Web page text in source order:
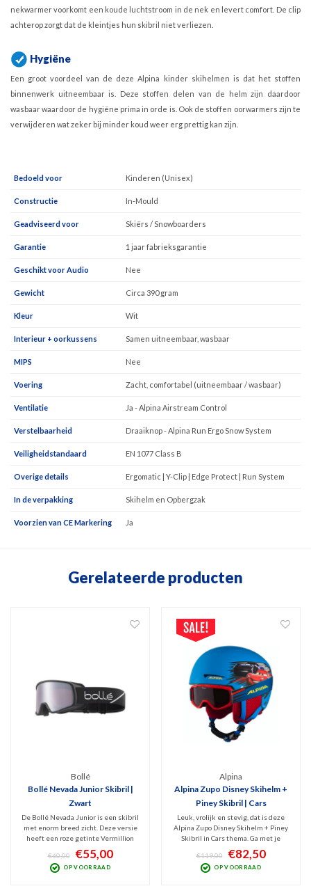
nekwarmer voorkomt een koude luchtstroom in de nek en levert comfort. De clip
achterop zorgt dat de kleintjes hun skibril niet verliezen.
Hygiëne
Een groot voordeel van de deze Alpina kinder skihelmen is dat het stoffen
binnenwerk uitneembaar is. Deze stoffen delen van de helm zijn daardoor
wasbaar waardoor de hygiëne prima in orde is. Ook de stoffen oorwarmers zijn te
verwijderen wat zeker bij minder koud weer erg prettig kan zijn.
Bedoeld voor Kinderen (Unisex)
Constructie In-Mould
Geadviseerd voor Skiërs / Snowboarders
Garantie 1 jaar fabrieksgarantie
Geschikt voor Audio Nee
Gewicht Circa 390 gram
Kleur Wit
Interieur + oorkussens Samen uitneembaar, wasbaar
MIPS Nee
Voering Zacht, comfortabel (uitneembaar / wasbaar)
Ventilatie Ja - Alpina Airstream Control
Verstelbaarheid Draaiknop - Alpina Run Ergo Snow System
Veiligheidstandaard EN 1077 Class B
Overige details Ergomatic | Y-Clip | Edge Protect | Run System
In de verpakking Skihelm en Opbergzak
Voorzien van CE Markering Ja
Gerelateerde producten
Alpina
Alpina Zupo Disney Skihelm +
Piney Skibril | Cars
Leuk, vrolijk en stevig, dat is deze
Alpina Zupo Disney Skihelm + Piney
Skibril in Cars thema. Ga met je
Disney-helden veilig het
sneeuwavontuur aan. De matchende
skibril maakt de set compleet en is
€119,00 €82,50
Alpina
Alpina Zupo Visor Junior
Skihelm Met Vizier | Grijs Geel
Leuk design maar vooral erg stevig
en veilig, dat is deze grijs met neon
kleurige Alpina Zupo Visor Junior
Skihelm. Het geklungel met een
losse skibril is dankzij deze fijne
vizierhelm voorgoed verleden tijd.
€159,00 €105,00